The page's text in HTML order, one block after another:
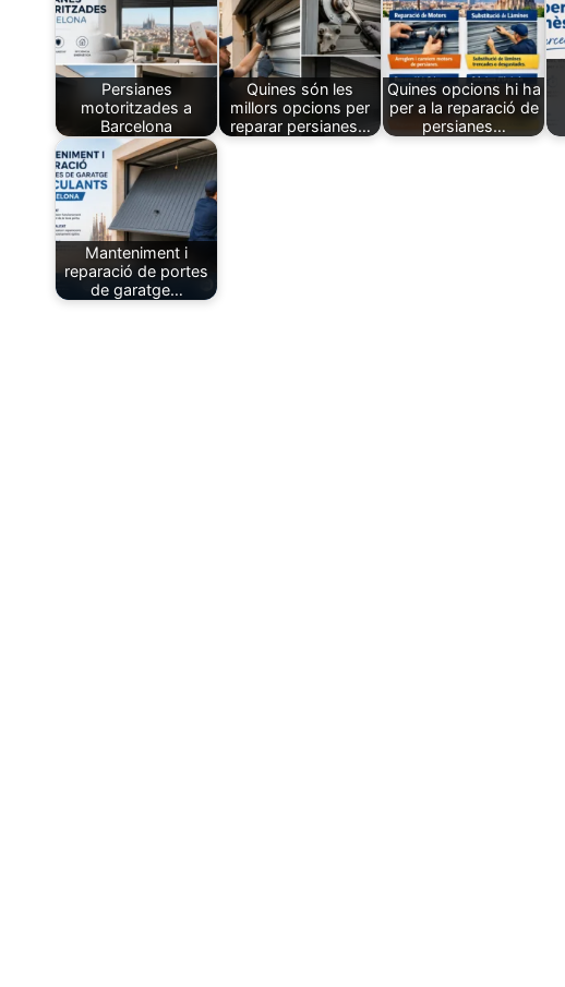
Persianes
motoritzades a
Barcelona
Quines són les
millors opcions per
reparar persianes…
Quines opcions hi ha
per a la reparació de
persianes…
Manteniment i
reparació de portes
de garatge…